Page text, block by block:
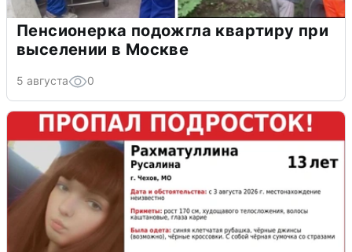
Пенсионерка подожгла квартиру при
выселении в Москве
5 августа 0